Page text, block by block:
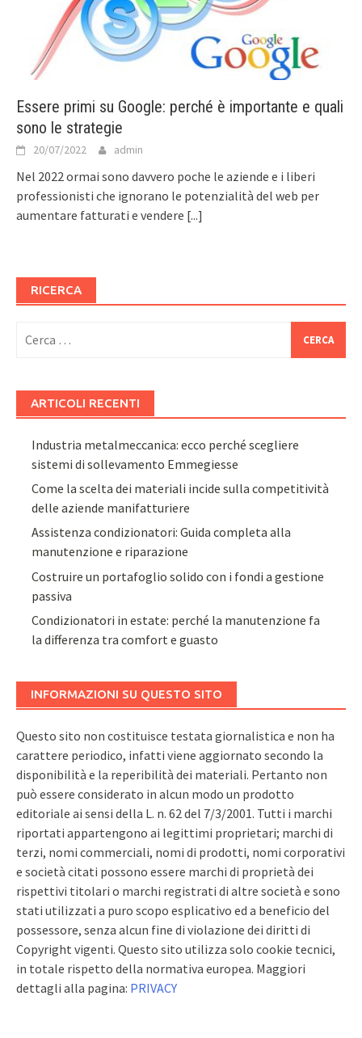
Essere primi su Google: perché è importante e quali
sono le strategie
20/07/2022 admin
Nel 2022 ormai sono davvero poche le aziende e i liberi
professionisti che ignorano le potenzialità del web per
aumentare fatturati e vendere [...]
RICERCA
per:
ARTICOLI RECENTI
Industria metalmeccanica: ecco perché scegliere
sistemi di sollevamento Emmegiesse
Come la scelta dei materiali incide sulla competitività
delle aziende manifatturiere
Assistenza condizionatori: Guida completa alla
manutenzione e riparazione
Costruire un portafoglio solido con i fondi a gestione
passiva
Condizionatori in estate: perché la manutenzione fa
la differenza tra comfort e guasto
INFORMAZIONI SU QUESTO SITO
Questo sito non costituisce testata giornalistica e non ha
carattere periodico, infatti viene aggiornato secondo la
disponibilità e la reperibilità dei materiali. Pertanto non
può essere considerato in alcun modo un prodotto
editoriale ai sensi della L. n. 62 del 7/3/2001. Tutti i marchi
riportati appartengono ai legittimi proprietari; marchi di
terzi, nomi commerciali, nomi di prodotti, nomi corporativi
e società citati possono essere marchi di proprietà dei
rispettivi titolari o marchi registrati di altre società e sono
stati utilizzati a puro scopo esplicativo ed a beneficio del
possessore, senza alcun fine di violazione dei diritti di
Copyright vigenti. Questo sito utilizza solo cookie tecnici,
in totale rispetto della normativa europea. Maggiori
dettagli alla pagina: PRIVACY